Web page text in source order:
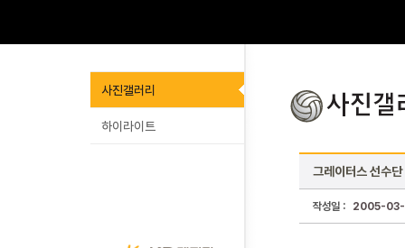
사진갤러리
하이라이트
그레이터스 선수
작성일 : 2005-